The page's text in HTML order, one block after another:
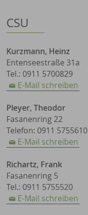
CSU
Kurzmann, Heinz
Entenseestraße 31a
Tel.: 0911 5700829
E-Mail schreiben
Pleyer, Theodor
Fasanenring 22
Telefon: 0911 5755610
E-Mail schreiben
Richartz, Frank
Fasanenring 5
Tel.: 0911 5755520
E-Mail schreiben